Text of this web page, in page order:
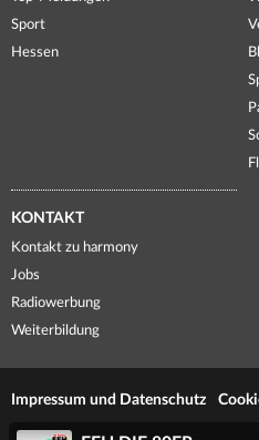
Sport
Hessen
KONTAKT
Kontakt zu harmony
Jobs
Radiowerbung
Weiterbildung
Impressum und Datenschutz